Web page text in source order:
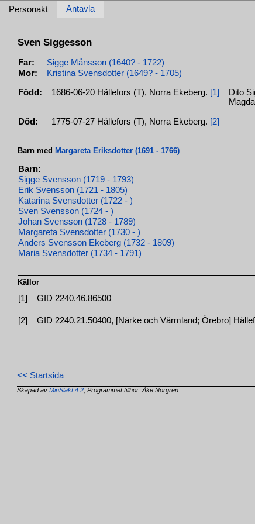
Personakt Antavla
Sven Siggesson
Far:
Sigge Månsson (1640? - 1722)
Mor:
Kristina Svensdotter (1649? - 1705)
Född: 1686-06-20 Hällefors (T), Norra Ekeberg. [1]
Dito
Död: 1775-07-27 Hällefors (T), Norra Ekeberg. [2]
Barn med Margareta Eriksdotter (1691 - 1766)
Barn:
Sigge Svensson (1719 - 1793)
Erik Svensson (1721 - 1805)
Katarina Svensdotter (1722 - )
Sven Svensson (1724 - )
Johan Svensson (1728 - 1789)
Margareta Svensdotter (1730 - )
Anders Svensson Ekeberg (1732 - 1809)
Maria Svensdotter (1734 - 1791)
Källor
[1] GID 2240.46.86500
[2] GID 2240.21.50400, [Närke och Värmland; Örebro]
<< Startsida
Skapad avMinSläkt 4.2 , Programmet tillhör: Åke Norgren